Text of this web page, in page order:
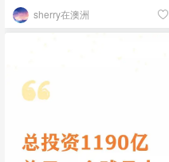
sherry在澳洲